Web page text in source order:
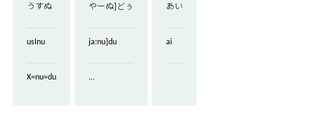
うすぬ
usInu
X=nu=du
やーぬ]どぅ
ja:nu]du
...
あい
ai